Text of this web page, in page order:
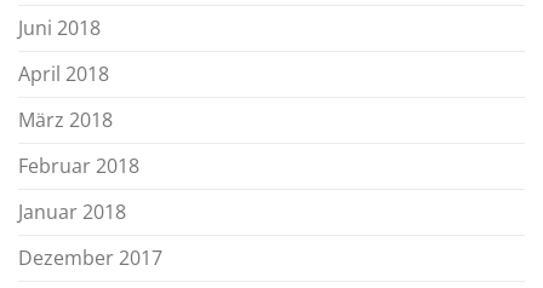
Juni 2018
April 2018
März 2018
Februar 2018
Januar 2018
Dezember 2017